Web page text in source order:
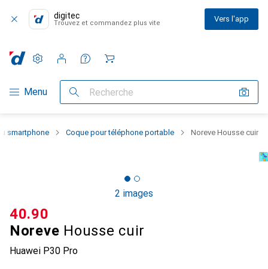
digitec
Trouvez et commandez plus vite Vers l'app
Navigation par catégorie
Menu Recherche
Paramètres
Compte client
Listes de comparaison
Listes d'envies
Panier
smartphone Coque pour téléphone portable Noreve Housse cuir
2 images
Noreve Housse cuir
Huawei P30 Pro
CHF
40.90